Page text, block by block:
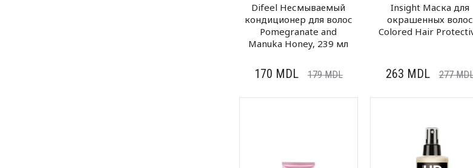
Difeel Несмываемый
кондиционер для волос
Pomegranate and
Manuka Honey, 239 мл
170 MDL 179MDL
Insight Маска для
окрашенных волос
Colored Hair
263 MDL 277